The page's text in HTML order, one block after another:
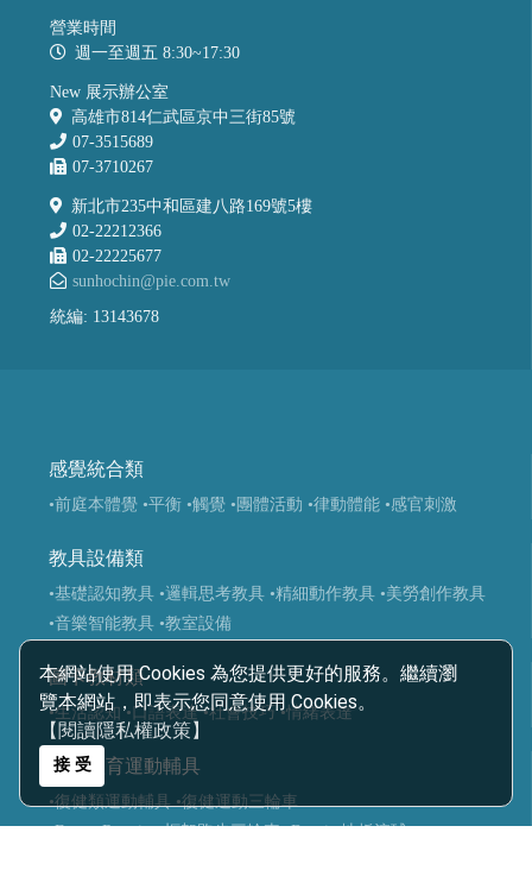
本網站使用 Cookies 為您提供更好的服務。繼續瀏
覽本網站，即表示您同意使用 Cookies。
【閱讀隱私權政策】
接 受
營業時間
週一至週五 8:30~17:30
New 展示辦公室
高雄市814仁武區京中三街85號
07-3515689
07-3710267
新北市235中和區建八路169號5樓
02-22212366
02-22225677
sunhochin@pie.com.tw
統編: 13143678
感覺統合類
•前庭本體覺 •平衡 •觸覺 •團體活動 •律動體能 •感官刺激
教具設備類
•基礎認知教具 •邏輯思考教具 •精細動作教具 •美勞創作教具
•音樂智能教具 •教室設備
圖卡教材類
•生活認知 •口語表達 •社會技巧 •情緒表達
適應體育運動輔具
•復健類運動輔具 •復健運動三輪車
•Frame Running 框架跑步三輪車 •Boccia 地板滾球